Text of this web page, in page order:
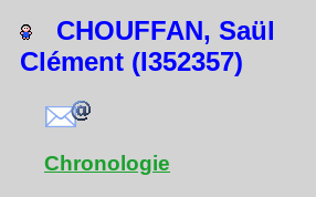
CHOUFFAN, Saül
Clément (I352357)
Chronologie